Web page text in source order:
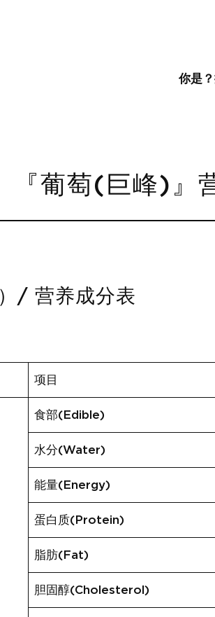
你是？
『葡萄(巨峰)』
）/ 营养成分表
项目
食部(Edible)
水分(Water)
能量(Energy)
蛋白质(Protein)
脂肪(Fat)
胆固醇(Cholesterol)